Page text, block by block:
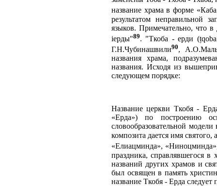
название храма в форме
результатом неправильной
языков. Примечательно, что
iерды"89. "Ткоба - ерди (țqoba
Г.Н.Чубинашвили90,
названия храма,
названия. Исходя из
следующем порядке:
Название церкви Ткобя -
«Ерда») по построению
словообразовательной
композита дается имя
«Елиацминда»,
праздника, справлявшегося в
названий других храмов и
был освящен в память
название Ткобя - Ерда